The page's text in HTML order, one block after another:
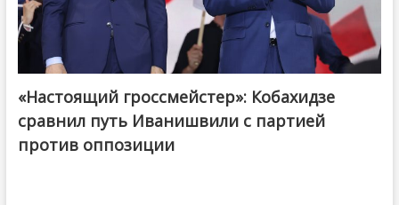
@ქართული ოცნება / Georgian Dream
«Настоящий гроссмейстер»: Кобахидзе
сравнил путь Иванишвили с партией
против оппозиции